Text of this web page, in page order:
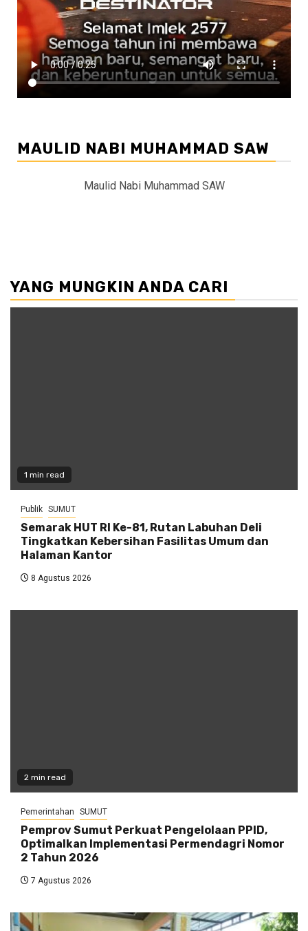
MAULID NABI MUHAMMAD SAW
Maulid Nabi Muhammad SAW
YANG MUNGKIN ANDA CARI
1 min read
Publik SUMUT
Semarak HUT RI Ke-81, Rutan Labuhan Deli
Tingkatkan Kebersihan Fasilitas Umum dan
Halaman Kantor
8 Agustus 2026
2 min read
Pemerintahan SUMUT
Pemprov Sumut Perkuat Pengelolaan PPID,
Optimalkan Implementasi Permendagri Nomor
2 Tahun 2026
7 Agustus 2026